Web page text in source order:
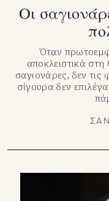
Οι
Όταν
αποκλειστικά
σαγιονάρες, δεν
σίγουρα δεν